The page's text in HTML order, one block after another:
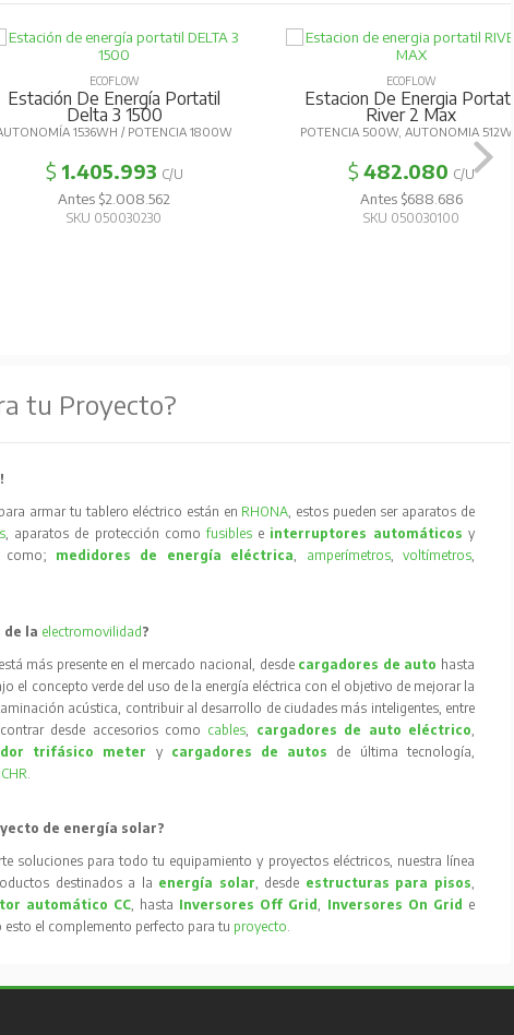
ECOFLOW
Estación De Energía Portatil
Delta 3 1500
1536WH / POTENCIA 1800W
$ 1.405.993 C/U
Antes $2.008.562
SKU 050030230
ECOFLOW
Estacion De Energia
River 2 Max
POTENCIA 500W, AUTONOMIA
$ 482.080 C/U
Antes $688.686
SKU 050030100
tu Proyecto?
armar tu tablero eléctrico están en RHONA, estos pueden ser aparatos de
, aparatos de protección comofusibles e interruptores automáticos y
como; medidores de energía eléctrica, amperímetros, voltímetros,
de la electromovilidad ?
más presente en el mercado nacional, desde cargadores de auto hasta
el concepto verde del uso de la energía eléctrica con el objetivo de mejorar la
acústica, contribuir al desarrollo de ciudades más inteligentes, entre
desde accesorios como cables, cargadores de auto eléctrico,
trifásico meter y cargadores de autos
de última tecnología,
.
de energía solar?
soluciones para todo tu equipamiento y proyectos eléctricos, nuestra línea
destinados a la energía solar, desde estructuras para pisos,
automático CC, hasta Inversores Off Grid, Inversores On Grid e
esto el complemento perfecto para tu proyecto.